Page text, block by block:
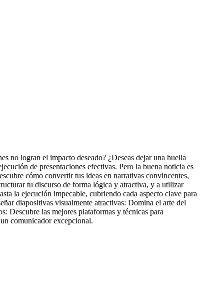
no logran el impacto deseado? ¿Deseas dejar una huella
de presentaciones efectivas. Pero la buena noticia es
cómo convertir tus ideas en narrativas convincentes,
tu discurso de forma lógica y atractiva, y a utilizar
la ejecución impecable, cubriendo cada aspecto clave para
diapositivas visualmente atractivas: Domina el arte del
Descubre las mejores plataformas y técnicas para
comunicador excepcional.